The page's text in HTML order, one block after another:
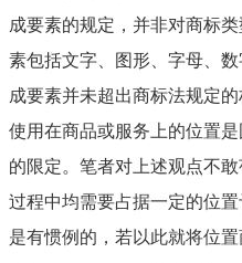
成要素的规定，并非对商标
素包括文字、图形、字母、
成要素并未超出商标法规定
使用在商品或服务上的位置
的限定。 笔者对上述观点不
过程中均需要占据一定的位
是有惯例的，若以此就将位